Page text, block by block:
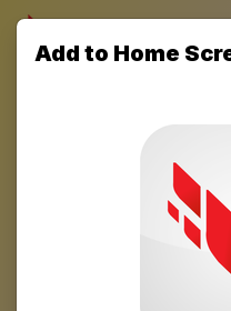
Tentang Kami
Add to Home